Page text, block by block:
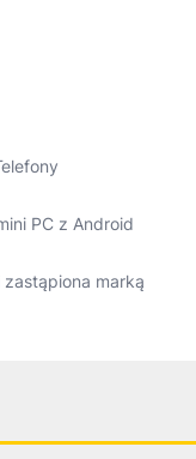
PC z Android
zastąpiona marką